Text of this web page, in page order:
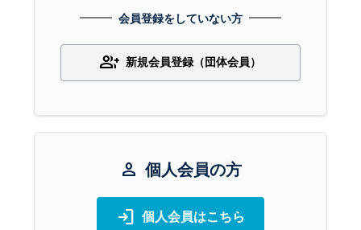
会員登録をしていない方
group_add 新規会員登録（団体会員）
person 個人会員の方
login 個人会員はこちら